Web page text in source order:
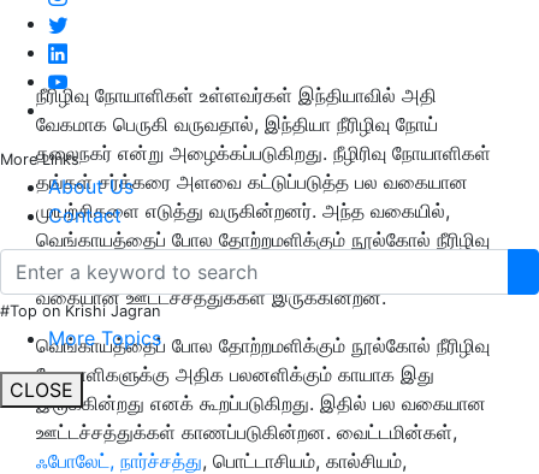
More Links
About Us
Contact
#Top on Krishi Jagran
More Topics
CLOSE
நீரிழிவு நோயாளிகள் உள்ளவர்கள் இந்தியாவில் அதி
வேகமாக பெருகி வருவதால், இந்தியா நீரிழிவு நோய்
தலைநகர் என்று அழைக்கப்படுகிறது. நீழிரிவு நோயாளிகள்
தங்கள் சர்க்கரை அளவை கட்டுப்படுத்த பல வகையான
முயற்சிகளை எடுத்து வருகின்றனர். அந்த வகையில்,
வெங்காயத்தைப் போல தோற்றமளிக்கும் நூல்கோல் நீரிழிவு
நோயாளிகளுக்கு அதிக பலனளிக்கும் காயாகும். இதில் பல
வகையான ஊட்டச்சத்துக்கள் இருக்கின்றன.
வெங்காயத்தைப் போல தோற்றமளிக்கும் நூல்கோல் நீரிழிவு
நோயாளிகளுக்கு அதிக பலனளிக்கும் காயாக இது
இருக்கின்றது எனக் கூறப்படுகிறது. இதில் பல வகையான
ஊட்டச்சத்துக்கள் காணப்படுகின்றன. வைட்டமின்கள்,
ஃபோலேட், நார்ச்சத்து, பொட்டாசியம், கால்சியம்,